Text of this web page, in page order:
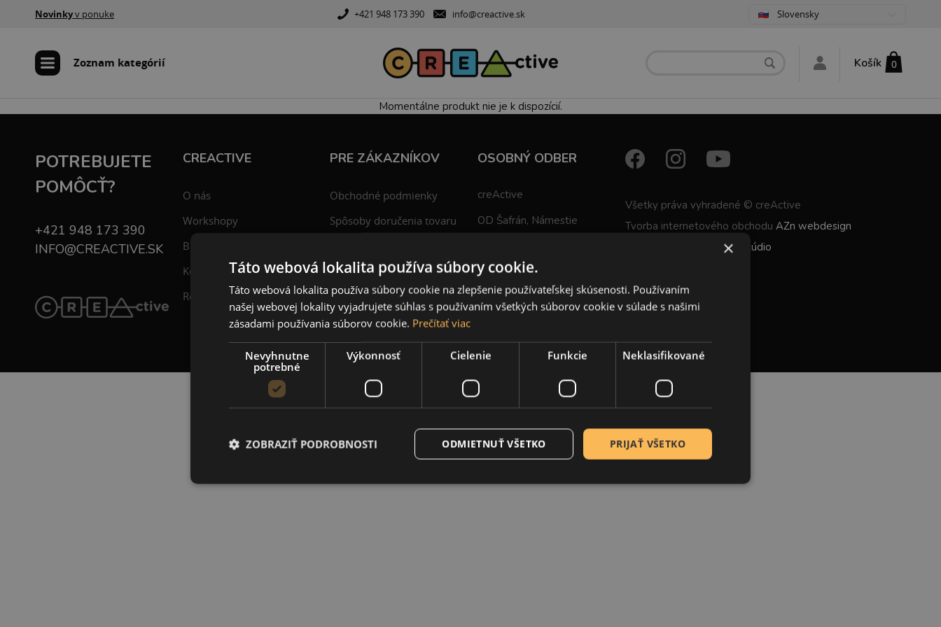
Novinkyv ponuke +421 948 173 390 info@creactive.sk Slovensky
Zoznam kategórií Košík 0
Momentálne produkt nie je k dispozícií.
POTREBUJETE
POMÔCŤ?
+421 948 173 390
INFO@CREACTIVE.SK
CREACTIVE
O nás
Workshopy
Blog
Kontakt
Registrácia
PRE ZÁKAZNÍKOV
Obchodné podmienky
Spôsoby doručenia tovaru
Vernostné zľavy
Veľkoobchod
OSOBNÝ ODBER
creActive
OD Šafrán, Námestie
971 01 Prievidza
Slovensko
Všetky práva vyhradené © creActive
Tvorba internetového obchodu AZn webdesign
monokel štúdio
×
Táto webová lokalita používa súbory cookie.
Táto webová lokalita používa súbory cookie na zlepšenie používateľskej skúsenosti. Používaním
našej webovej lokality vyjadrujete súhlas s používaním všetkých súborov cookie v súlade s našimi
zásadami používania súborov cookie. Prečítať viac
Nevyhnutne
potrebné
Výkonnosť Cielenie Funkcie Neklasifikované
PRIJAŤ VŠETKO
ODMIETNUŤ VŠETKO
ZOBRAZIŤ PODROBNOSTI